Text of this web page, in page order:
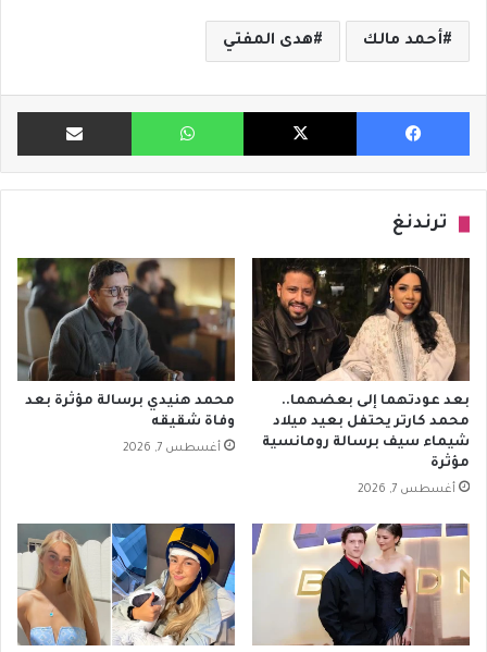
أحمد مالك هدى المفتي
فيسبوك X واتساب مشاركة
ترندنغ
بعد عودتهما إلى بعضهما..
محمد كارتر يحتفل بعيد ميلاد
شيماء سيف برسالة رومانسية
مؤثرة
أغسطس 7, 2026
محمد هنيدي برسالة مؤثرة بعد
وفاة شقيقه
أغسطس 7, 2026